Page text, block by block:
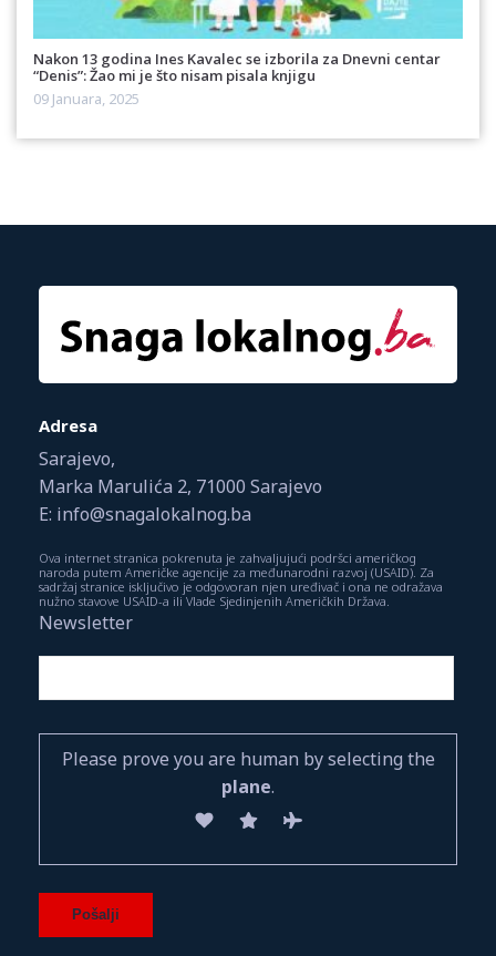
Nakon 13 godina Ines Kavalec se izborila za Dnevni centar
“Denis”: Žao mi je što nisam pisala knjigu
09 Januara, 2025
Adresa
Sarajevo,
Marka Marulića 2, 71000 Sarajevo
E: info@snagalokalnog.ba
Ova internet stranica pokrenuta je zahvaljujući podršci američkog
naroda putem Američke agencije za međunarodni razvoj (USAID). Za
sadržaj stranice isključivo je odgovoran njen uređivač i ona ne odražava
nužno stavove USAID-a ili Vlade Sjedinjenih Američkih Država.
Newsletter
Please prove you are human by selecting the
plane.